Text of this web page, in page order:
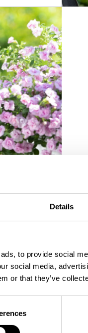
Details
to provide social
social media,
or that they’ve